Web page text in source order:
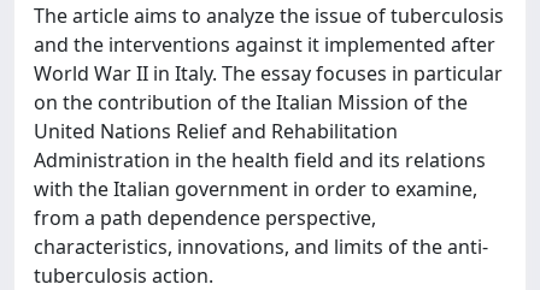
The article aims to analyze the issue of tuberculosis
and the interventions against it implemented after
World War II in Italy. The essay focuses in particular
on the contribution of the Italian Mission of the
United Nations Relief and Rehabilitation
Administration in the health field and its relations
with the Italian government in order to examine,
from a path dependence perspective,
characteristics, innovations, and limits of the anti-
tuberculosis action.